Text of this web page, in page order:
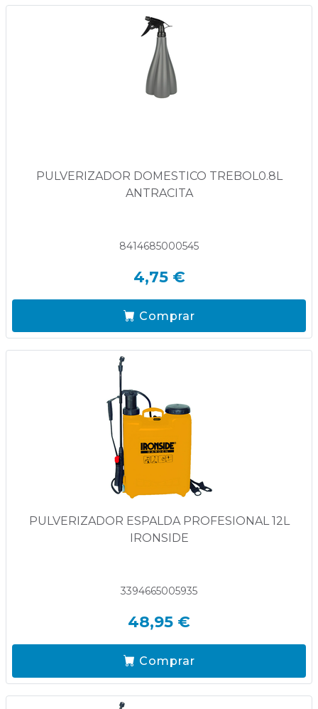
PULVERIZADOR DOMESTICO TREBOL0.8L
ANTRACITA
8414685000545
4,75 €
Comprar
PULVERIZADOR ESPALDA PROFESIONAL 12L
IRONSIDE
3394665005935
48,95 €
Comprar